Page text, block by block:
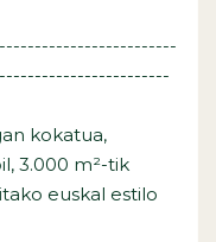
kokatua,
3.000 m²-tik
euskal estilo